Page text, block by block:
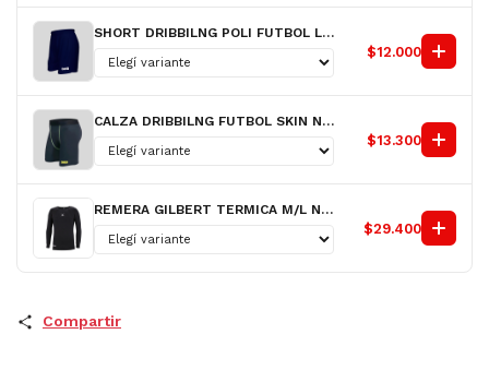
SHORT DRIBBILNG POLI FUTBOL LISO NACIONAL AZ H
$12.000
CALZA DRIBBILNG FUTBOL SKIN NG H
$13.300
REMERA GILBERT TERMICA M/L NG H
$29.400
Compartir